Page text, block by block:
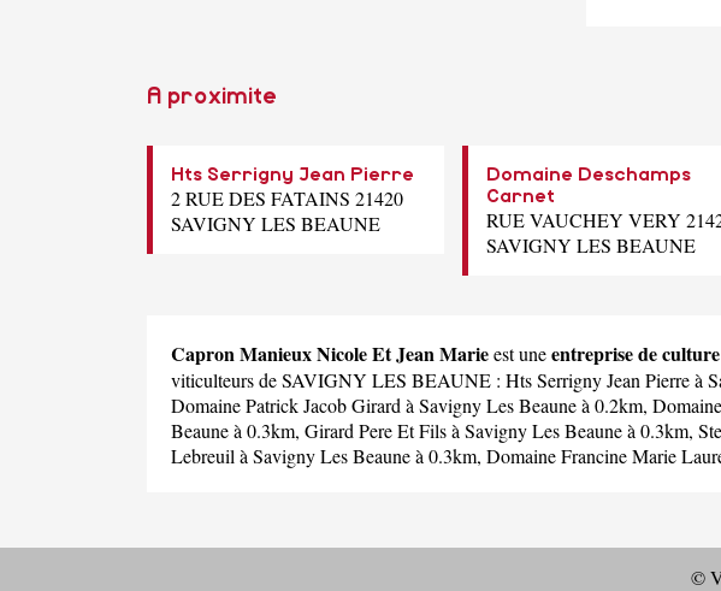
A proximite
Hts Serrigny Jean Pierre
2 RUE DES FATAINS 21420
SAVIGNY LES BEAUNE
Domaine Deschamps
Carnet
RUE VAUCHEY VERY
SAVIGNY LES BEAUNE
Capron Manieux Nicole Et Jean Marieest uneentreprise de
viticulteurs de SAVIGNY LES BEAUNE : Hts Serrigny Jean Pierreà
Domaine Patrick Jacob Girardà Savigny Les Beaune à 0.2km,
Beaune à 0.3km, Girard Pere Et Filsà Savigny Les Beaune à 0.3km,
Lebreuilà Savigny Les Beaune à 0.3km, Domaine Francine Marie
©